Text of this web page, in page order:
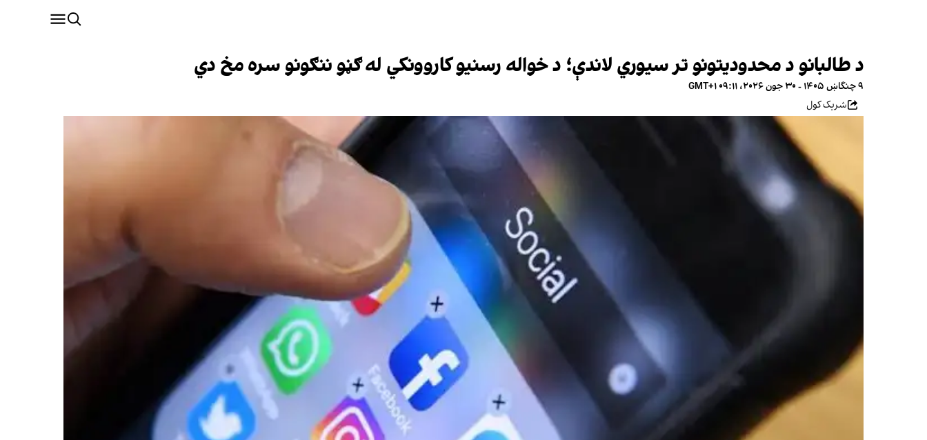
د طالبانو د محدودیتونو تر سیوري لاندې؛ د خواله رسنیو کاروونکي له ګڼو ننګونو سره مخ دي
۹ چنگاښ ۱۴۰۵ - ۳۰ جون ۲۰۲۶، ۰۹:۱۱ GMT+۱
شریک کول